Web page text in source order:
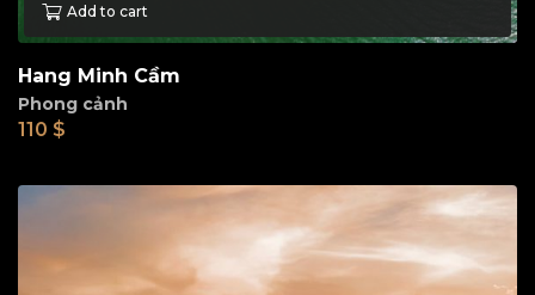
Add to cart
Hang Minh Cầm
Phong cảnh
110 $